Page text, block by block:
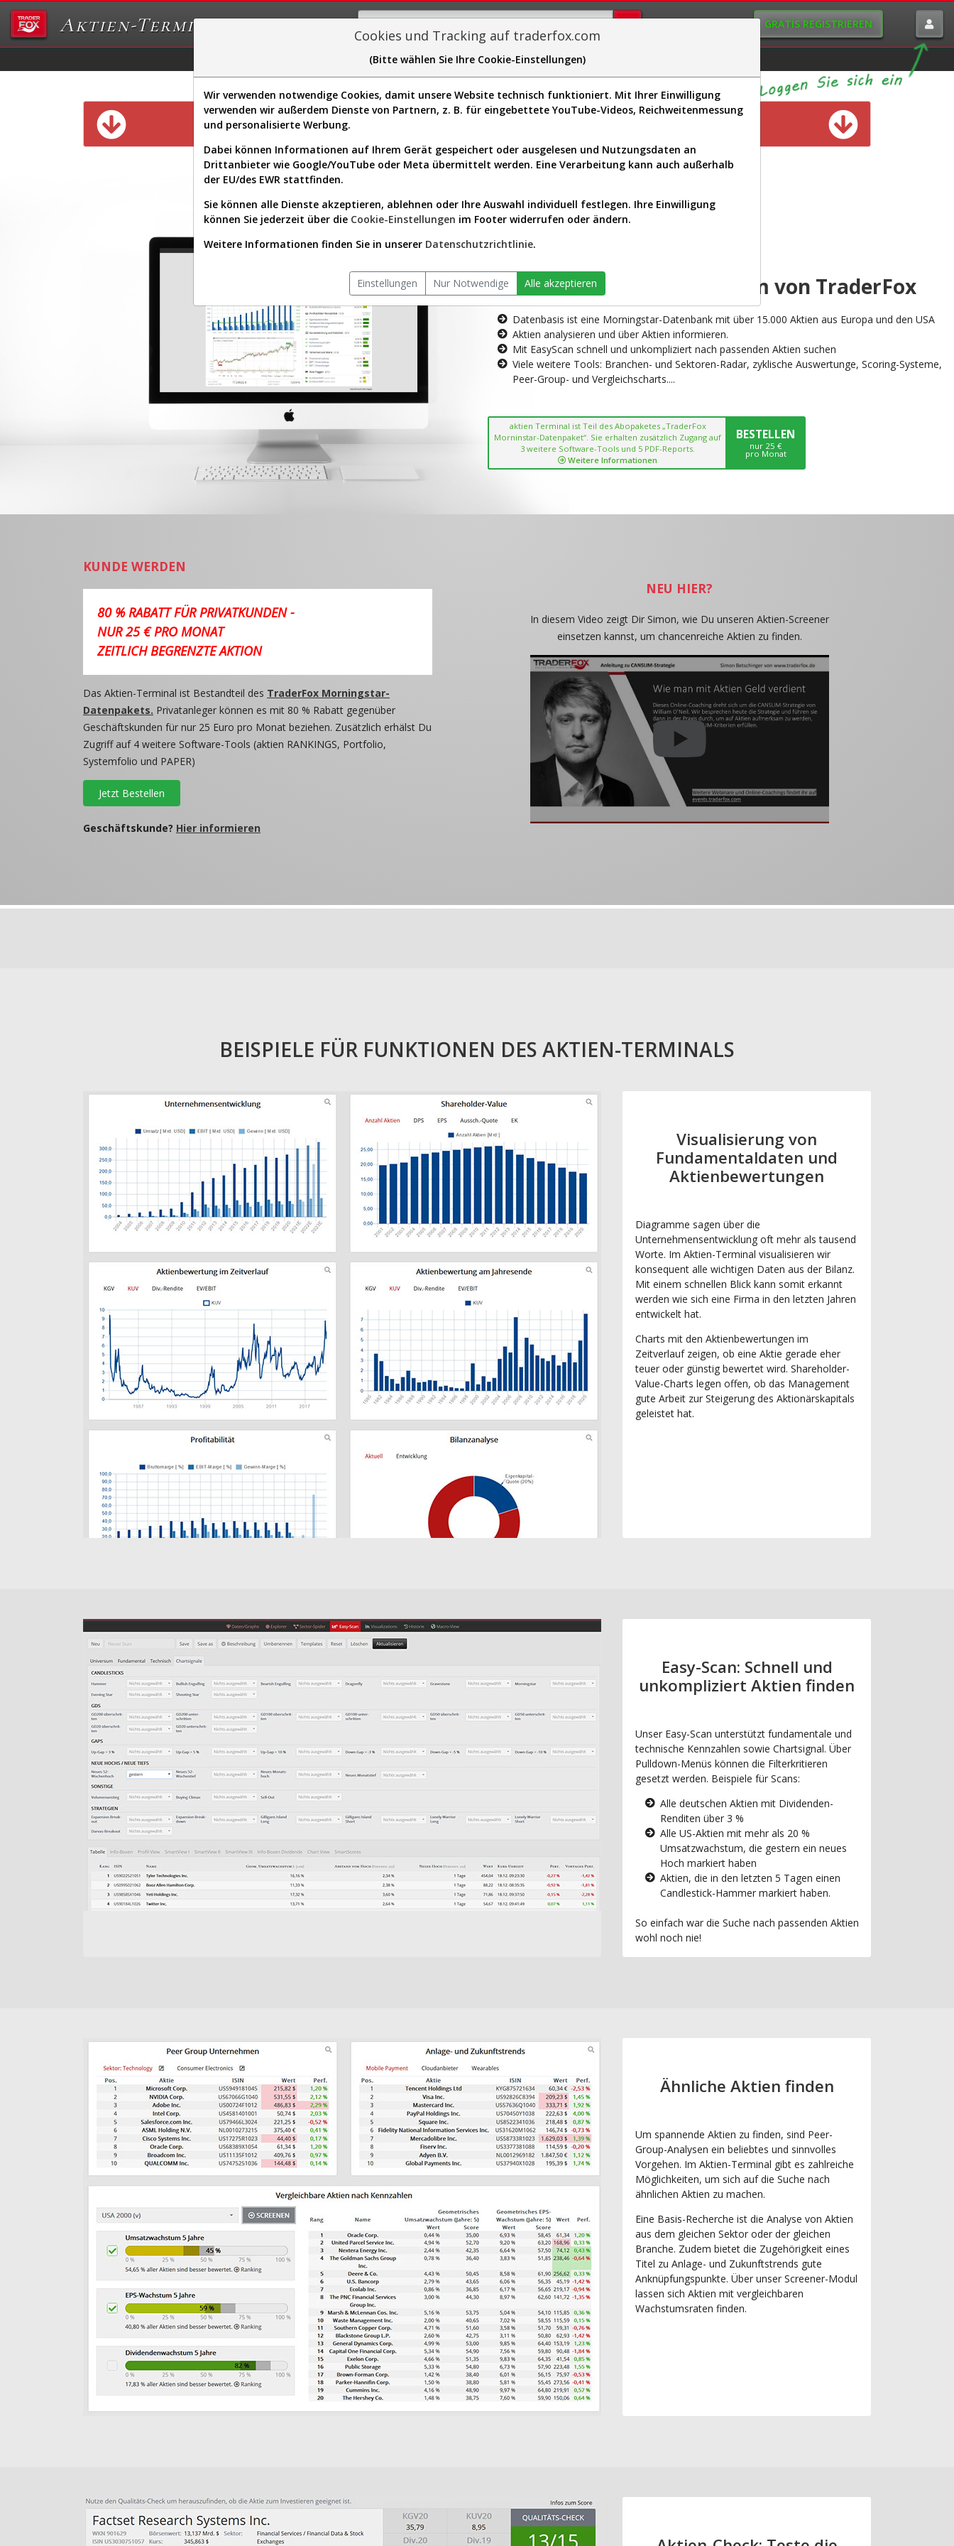
Aktien-Terminal GRATIS REGISTRIEREN
Sector-Spider Easy-Scan Visualizations
Diese Funktion ist nur für Premium-Kunden verfügbar
AKTIEN-TERMINAL
Die Aktienanalyse-Plattform von TraderFox
Datenbasis ist eine Morningstar-Datenbank mit über 15.000 Aktien aus Europa und den USA
Aktien analysieren und über Aktien informieren.
Mit EasyScan schnell und unkompliziert nach passenden Aktien suchen
Viele weitere Tools: Branchen- und Sektoren-Radar, zyklische Auswertunge, Scoring-Systeme,
Peer-Group- und Vergleichscharts....
aktien Terminal ist Teil des Abopaketes „TraderFox
Morninstar-Datenpaket“. Sie erhalten zusätzlich Zugang auf
3 weitere Software-Tools und 5 PDF-Reports.
Weitere Informationen
BESTELLEN
nur 25 €
pro Monat
KUNDE WERDEN
80 % RABATT FÜR PRIVATKUNDEN -
NUR 25 € PRO MONAT
ZEITLICH BEGRENZTE AKTION
Das Aktien-Terminal ist Bestandteil des TraderFox Morningstar-
Datenpakets. Privatanleger können es mit 80 % Rabatt gegenüber
Geschäftskunden für nur 25 Euro pro Monat beziehen. Zusätzlich erhälst Du
Zugriff auf 4 weitere Software-Tools (aktien RANKINGS, Portfolio,
Systemfolio und PAPER)
Jetzt Bestellen
Geschäftskunde? Hier informieren
NEU HIER?
In diesem Video zeigt Dir Simon, wie Du unseren Aktien-Screener
einsetzen kannst, um chancenreiche Aktien zu finden.
BEISPIELE FÜR FUNKTIONEN DES AKTIEN-TERMINALS
Visualisierung von
Fundamentaldaten und
Aktienbewertungen
Diagramme sagen über die
Unternehmensentwicklung oft mehr als tausend
Worte. Im Aktien-Terminal visualisieren wir
konsequent alle wichtigen Daten aus der Bilanz.
Mit einem schnellen Blick kann somit erkannt
werden wie sich eine Firma in den letzten Jahren
entwickelt hat.
Charts mit den Aktienbewertungen im
Zeitverlauf zeigen, ob eine Aktie gerade eher
teuer oder günstig bewertet wird. Shareholder-
Value-Charts legen offen, ob das Management
gute Arbeit zur Steigerung des Aktionärskapitals
geleistet hat.
Easy-Scan: Schnell und
unkompliziert Aktien finden
Unser Easy-Scan unterstützt fundamentale und
technische Kennzahlen sowie Chartsignal. Über
Pulldown-Menüs können die Filterkritieren
gesetzt werden. Beispiele für Scans:
Alle deutschen Aktien mit Dividenden-
Renditen über 3 %
Alle US-Aktien mit mehr als 20 %
Umsatzwachstum, die gestern ein neues
Hoch markiert haben
Aktien, die in den letzten 5 Tagen einen
Candlestick-Hammer markiert haben.
So einfach war die Suche nach passenden Aktien
wohl noch nie!
Ähnliche Aktien finden
Um spannende Aktien zu finden, sind Peer-
Group-Analysen ein beliebtes und sinnvolles
Vorgehen. Im Aktien-Terminal gibt es zahlreiche
Möglichkeiten, um sich auf die Suche nach
ähnlichen Aktien zu machen.
Eine Basis-Recherche ist die Analyse von Aktien
aus dem gleichen Sektor oder der gleichen
Branche. Zudem bietet die Zugehörigkeit eines
Titel zu Anlage- und Zukunftstrends gute
Anknüpfungspunkte. Über unser Screener-Modul
lassen sich Aktien mit vergleichbaren
Wachstumsraten finden.
Cookies und Tracking auf traderfox.com
(Bitte wählen Sie Ihre Cookie-Einstellungen)
Wir verwenden notwendige Cookies, damit unsere Website technisch funktioniert. Mit Ihrer Einwilligung
verwenden wir außerdem Dienste von Partnern, z. B. für eingebettete YouTube-Videos, Reichweitenmessung
und personalisierte Werbung.
Dabei können Informationen auf Ihrem Gerät gespeichert oder ausgelesen und Nutzungsdaten an
Drittanbieter wie Google/YouTube oder Meta übermittelt werden. Eine Verarbeitung kann auch außerhalb
der EU/des EWR stattfinden.
Sie können alle Dienste akzeptieren, ablehnen oder Ihre Auswahl individuell festlegen. Ihre Einwilligung
können Sie jederzeit über die Cookie-Einstellungen im Footer widerrufen oder ändern.
Weitere Informationen finden Sie in unserer Datenschutzrichtlinie.
Einstellungen Nur Notwendige Alle akzeptieren